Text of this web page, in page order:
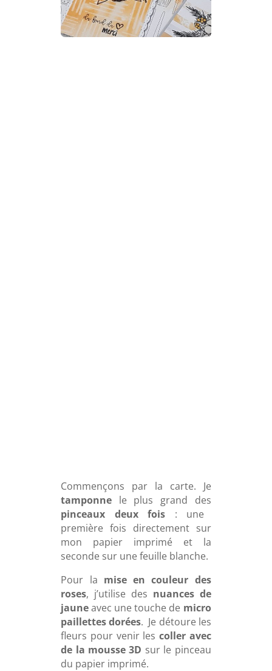
Commençons par la carte. Je
tamponne le plus grand des
pinceaux deux fois : une
première fois directement sur
mon papier imprimé et la
seconde sur une feuille blanche.
Pour la mise en couleur des
roses, j’utilise des nuances de
jauneavec une touche de micro
paillettes dorées. Je détoure les
fleurs pour venir les coller avec
de la mousse 3D sur le pinceau
du papier imprimé.